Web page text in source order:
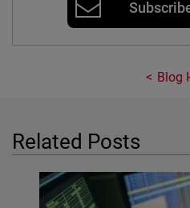
Blog
Related Posts